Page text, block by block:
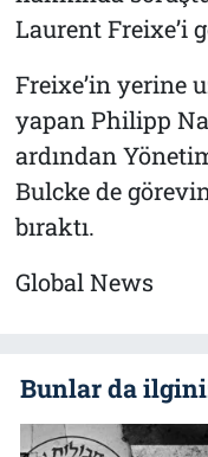
Laurent Freixe’i
Freixe’in yerine
yapan Philipp
ardından
Bulcke de
bıraktı.
Global News
Bunlar da